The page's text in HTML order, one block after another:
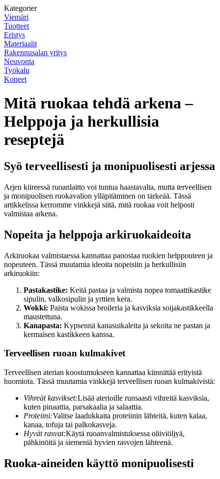
Kategorier
Viemäri
Tuotteet
Eristys
Materiaalit
Rakennusalan yritys
Neuvonta
Työkalu
Koneet
Mitä ruokaa tehdä arkena –
Helppoja ja herkullisia
reseptejä
Syö terveellisesti ja monipuolisesti arjessa
Arjen kiireessä ruoanlaitto voi tuntua haastavalta, mutta terveellisen
ja monipuolisen ruokavalion ylläpitäminen on tärkeää. Tässä
artikkelissa kerromme vinkkejä siitä, mitä ruokaa voit helposti
valmistaa arkena.
Nopeita ja helppoja arkiruokaideoita
Arkiruokaa valmistaessa kannattaa panostaa ruokien helppouteen ja
nopeuteen. Tässä muutamia ideoita nopeisiin ja herkullisiin
arkiruokiin:
Pastakastike: Keitä pastaa ja valmista nopea tomaattikastike
sipulin, valkosipulin ja yrttien kera.
Wokki: Paista wokissa broileria ja kasviksia soijakastikkeella
maustettuna.
Kanapasta: Kypsennä kanasuikaleita ja sekoita ne pastan ja
kermaisen kastikkeen kanssa.
Terveellisen ruoan kulmakivet
Terveellisen aterian koostumukseen kannattaa kiinnittää erityistä
huomiota. Tässä muutamia vinkkejä terveellisen ruoan kulmakivistä:
Vihreät kasvikset:Lisää aterioille runsaasti vihreitä kasviksia,
kuten pinaattia, parsakaalia ja salaattia.
Proteiini:Valitse laadukkaita proteiinin lähteitä, kuten kalaa,
kanaa, tofuja tai palkokasveja.
Hyvät rasvat:Käytä ruoanvalmistuksessa oliiviöljyä,
pähkinöitä ja siemeniä hyvien rasvojen lähteenä.
Ruoka-aineiden käyttö monipuolisesti